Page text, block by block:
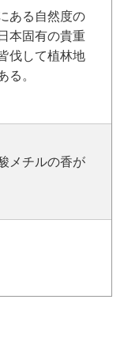
ある自然度の
本固有の貴重
伐して植林地
る。
メチルの香が